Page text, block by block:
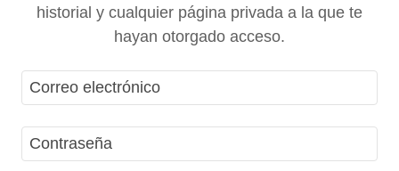
historial y cualquier página privada a la que te
hayan otorgado acceso.